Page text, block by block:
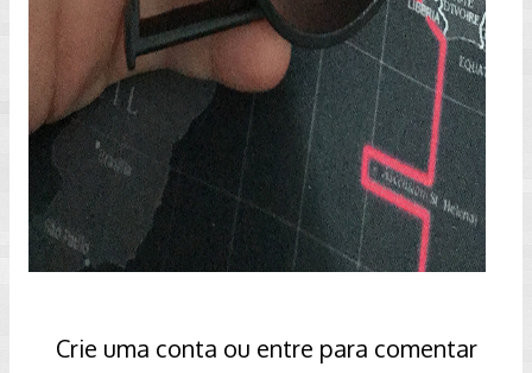
Crie uma conta ou entre para comentar